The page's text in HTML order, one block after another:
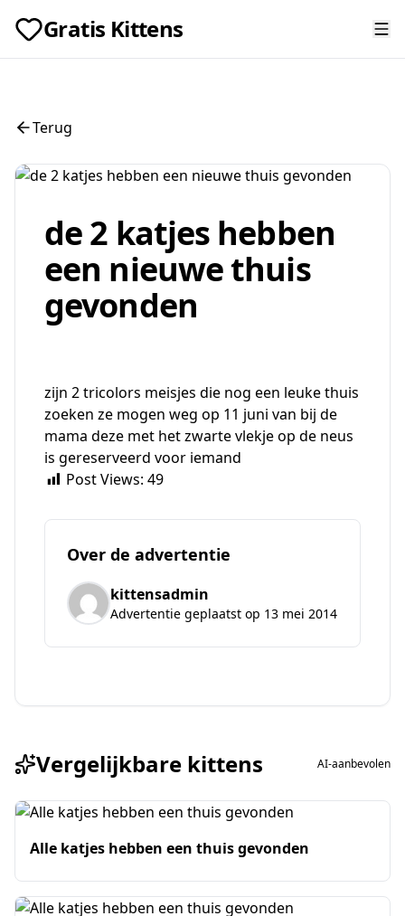
Gratis Kittens
Terug
de 2 katjes hebben
een nieuwe thuis
gevonden
zijn 2 tricolors meisjes die nog een leuke thuis
zoeken ze mogen weg op 11 juni van bij de
mama deze met het zwarte vlekje op de neus
is gereserveerd voor iemand
Post Views: 49
Over de advertentie
kittensadmin
Advertentie geplaatst op 13 mei 2014
Vergelijkbare kittens AI-aanbevolen
Alle katjes hebben een thuis gevonden